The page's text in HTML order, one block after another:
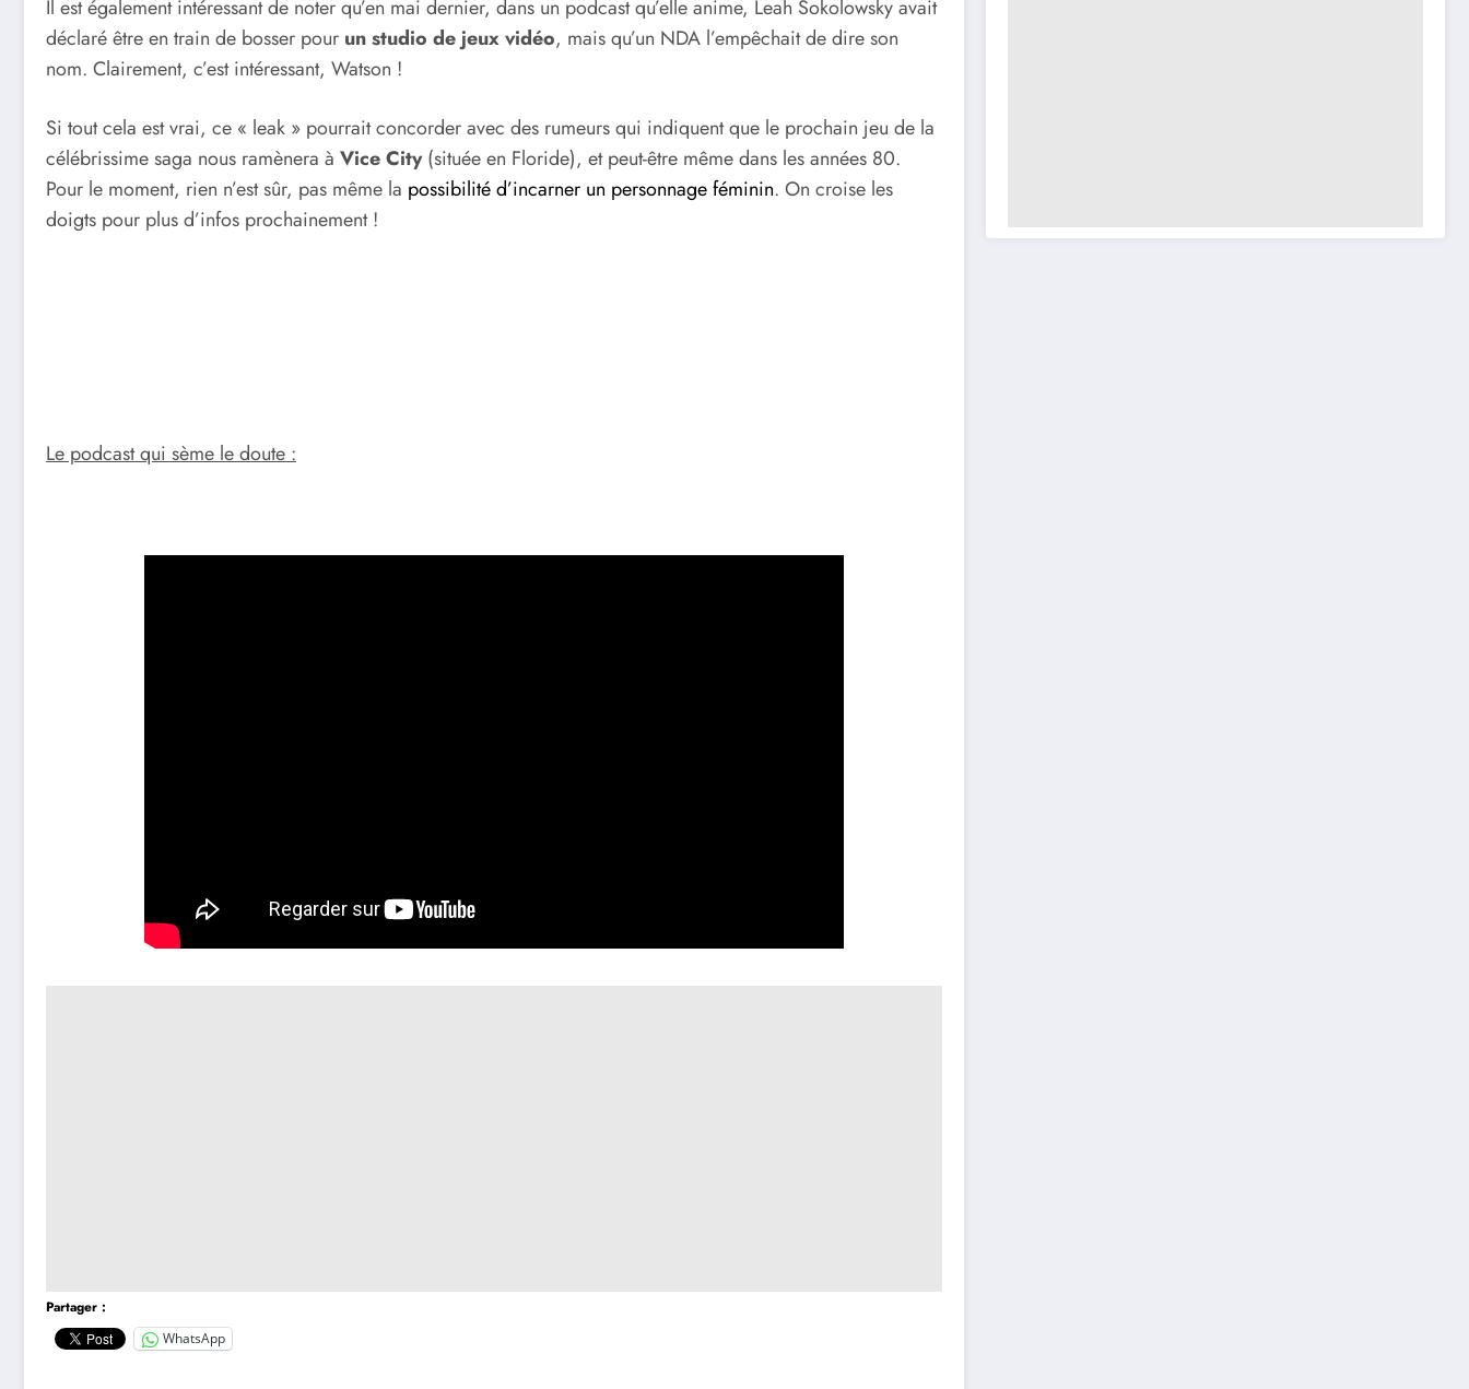
Il est également intéressant de noter qu’en mai dernier, dans un podcast qu’elle anime, Leah Sokolowsky avait
déclaré être en train de bosser pour un studio de jeux vidéo, mais qu’un NDA l’empêchait de dire son
nom. Clairement, c’est intéressant, Watson !
Si tout cela est vrai, ce « leak » pourrait concorder avec des rumeurs qui indiquent que le prochain jeu de la
célébrissime saga nous ramènera à Vice City(située en Floride), et peut-être même dans les années 80.
Pour le moment, rien n’est sûr, pas même la possibilité d’incarner un personnage féminin. On croise les
doigts pour plus d’infos prochainement !
Le podcast qui sème le doute :
Partager :
WhatsApp